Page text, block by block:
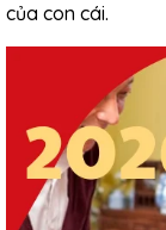
của con cái.